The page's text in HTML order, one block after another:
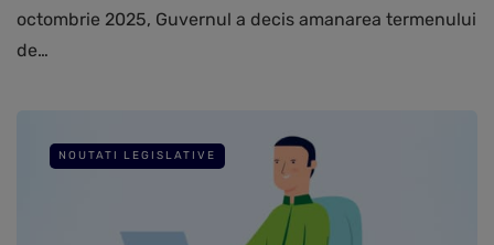
octombrie 2025, Guvernul a decis amanarea termenului
de…
NOUTATI LEGISLATIVE